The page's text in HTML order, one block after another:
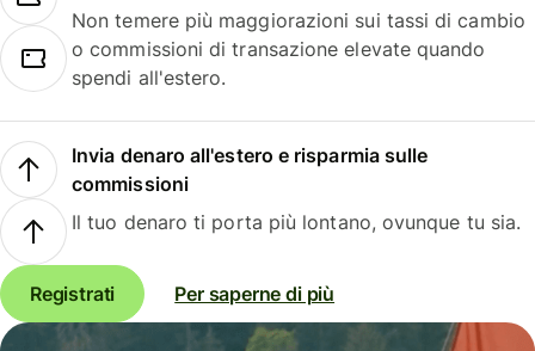
Non temere più maggiorazioni sui tassi di cambio
o commissioni di transazione elevate quando
spendi all'estero.
Invia denaro all'estero e risparmia sulle
commissioni
Il tuo denaro ti porta più lontano, ovunque tu sia.
Registrati Per saperne di più